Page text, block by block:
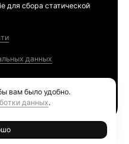
для сбора статической
данных
вам было удобно.
данных.